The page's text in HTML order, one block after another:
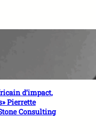
d’impact,
Pierrette
Consulting